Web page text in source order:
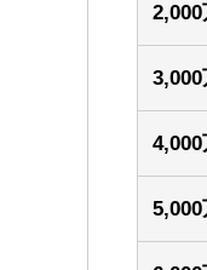
2,000
3,000
4,000
5,000